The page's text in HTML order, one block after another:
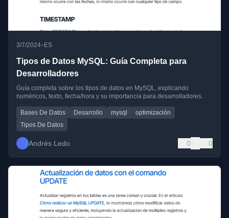
3/7/2024• ES
Tipos de Datos MySQL: Guía Completa para
Desarrolladores
Guía completa sobre los tipos de datos en MySQL, explicando
numéricos, texto, fecha/hora y su importancia para desarrolladores.
Bases De Datos Desarrollo mysql
optimización
Tipos De Datos
Andrés Ledo 0 0